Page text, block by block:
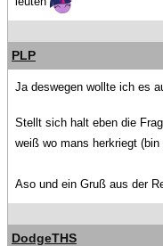
PLP
Ja deswegen wollte ich es
Stellt sich halt eben die
weiß wo mans herkriegt
Aso und ein Gruß aus der
DodgeTHS